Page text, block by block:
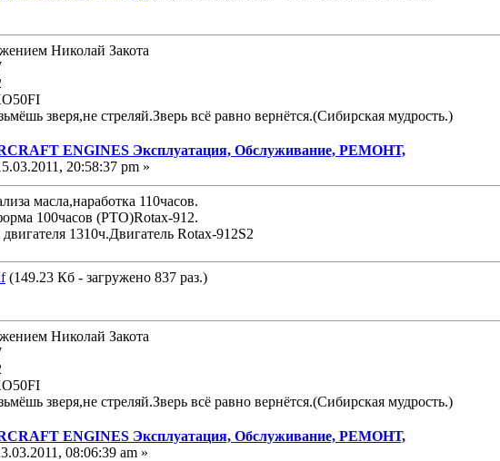
Николай Закота
зверя,не стреляй.Зверь всё равно вернётся.(Сибирская мудрость.)
ENGINES Эксплуатация, Обслуживание, РЕМОНТ,
20:58:37 pm »
масла,наработка 110часов.
100часов (РТО)Rotax-912.
1310ч.Двигатель Rotax-912S2
(149.23 Кб - загружено 837 раз.)
Николай Закота
зверя,не стреляй.Зверь всё равно вернётся.(Сибирская мудрость.)
ENGINES Эксплуатация, Обслуживание, РЕМОНТ,
08:06:39 am »